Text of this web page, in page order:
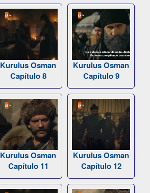
Kurulus Osman
Capítulo 8
Kurulus Osman
Capítulo 9
Kurulus Osman
Capítulo 11
Kurulus Osman
Capítulo 12